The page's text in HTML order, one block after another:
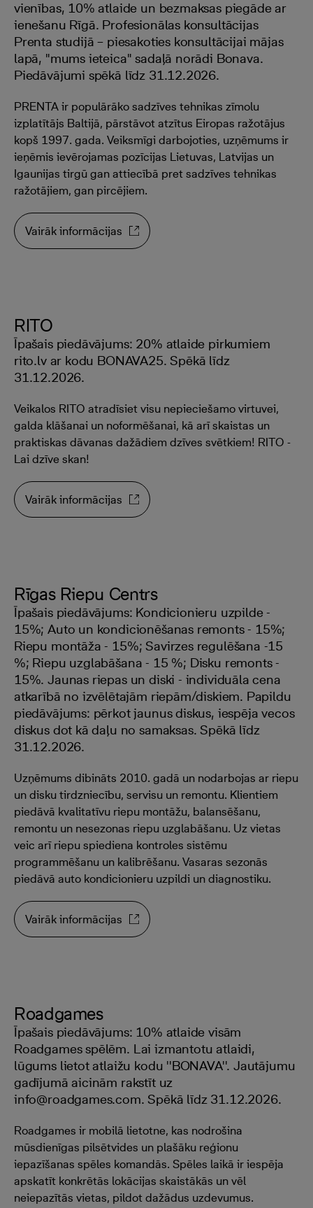
vienības, 10% atlaide un bezmaksas piegāde ar
ienešanu Rīgā. Profesionālas konsultācijas
Prenta studijā – piesakoties konsultācijai mājas
lapā, "mums ieteica" sadaļā norādi Bonava.
Piedāvājumi spēkā līdz 31.12.2026.
PRENTA ir populārāko sadzīves tehnikas zīmolu
izplatītājs Baltijā, pārstāvot atzītus Eiropas ražotājus
kopš 1997. gada. Veiksmīgi darbojoties, uzņēmums ir
ieņēmis ievērojamas pozīcijas Lietuvas, Latvijas un
Igaunijas tirgū gan attiecībā pret sadzīves tehnikas
ražotājiem, gan pircējiem.
Vairāk informācijas
RITO
Īpašais piedāvājums: 20% atlaide pirkumiem
rito.lv ar kodu BONAVA25. Spēkā līdz
31.12.2026.
Veikalos RITO atradīsiet visu nepieciešamo virtuvei,
galda klāšanai un noformēšanai, kā arī skaistas un
praktiskas dāvanas dažādiem dzīves svētkiem! RITO -
Lai dzīve skan!
Vairāk informācijas
Rīgas Riepu Centrs
Īpašais piedāvājums: Kondicionieru uzpilde -
15%; Auto un kondicionēšanas remonts - 15%;
Riepu montāža - 15%; Savirzes regulēšana -15
%; Riepu uzglabāšana - 15 %; Disku remonts -
15%. Jaunas riepas un diski - individuāla cena
atkarībā no izvēlētajām riepām/diskiem. Papildu
piedāvājums: pērkot jaunus diskus, iespēja vecos
diskus dot kā daļu no samaksas. Spēkā līdz
31.12.2026.
Uzņēmums dibināts 2010. gadā un nodarbojas ar riepu
un disku tirdzniecību, servisu un remontu. Klientiem
piedāvā kvalitatīvu riepu montāžu, balansēšanu,
remontu un nesezonas riepu uzglabāšanu. Uz vietas
veic arī riepu spiediena kontroles sistēmu
programmēšanu un kalibrēšanu. Vasaras sezonās
piedāvā auto kondicionieru uzpildi un diagnostiku.
Vairāk informācijas
Roadgames
Īpašais piedāvājums: 10% atlaide visām
Roadgames spēlēm. Lai izmantotu atlaidi,
lūgums lietot atlaižu kodu ''BONAVA''. Jautājumu
gadījumā aicinām rakstīt uz
info@roadgames.com. Spēkā līdz 31.12.2026.
Roadgames ir mobilā lietotne, kas nodrošina
mūsdienīgas pilsētvides un plašāku reģionu
iepazīšanas spēles komandās. Spēles laikā ir iespēja
apskatīt konkrētās lokācijas skaistākās un vēl
neiepazītās vietas, pildot dažādus uzdevumus.